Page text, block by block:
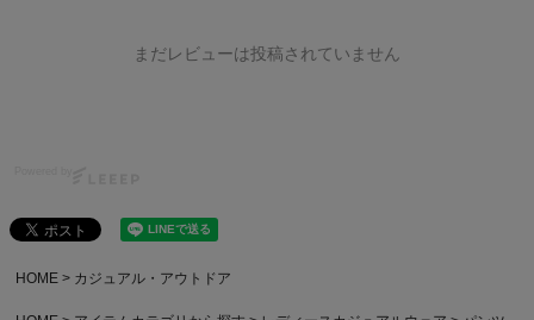
まだレビューは投稿されていません
HOME カジュアル・アウトドア